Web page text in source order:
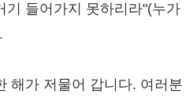
기 들어가지 못하리라"(누가
해가 저물어 갑니다. 여러분